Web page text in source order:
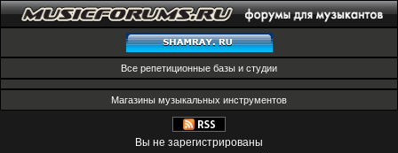
Все репетиционные базы и студии
Магазины музыкальных инструментов
Вы не зарегистрированы